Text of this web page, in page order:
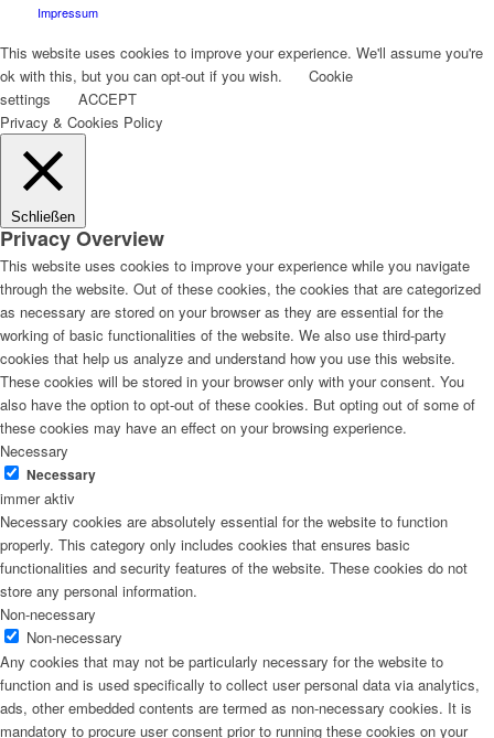
Impressum
This website uses cookies to improve your experience. We'll assume you're
ok with this, but you can opt-out if you wish.
Cookie
settings
ACCEPT
Privacy & Cookies Policy
Schließen
Privacy Overview
This website uses cookies to improve your experience while you navigate
through the website. Out of these cookies, the cookies that are categorized
as necessary are stored on your browser as they are essential for the
working of basic functionalities of the website. We also use third-party
cookies that help us analyze and understand how you use this website.
These cookies will be stored in your browser only with your consent. You
also have the option to opt-out of these cookies. But opting out of some of
these cookies may have an effect on your browsing experience.
Necessary
Necessary
immer aktiv
Necessary cookies are absolutely essential for the website to function
properly. This category only includes cookies that ensures basic
functionalities and security features of the website. These cookies do not
store any personal information.
Non-necessary
Non-necessary
Any cookies that may not be particularly necessary for the website to
function and is used specifically to collect user personal data via analytics,
ads, other embedded contents are termed as non-necessary cookies. It is
mandatory to procure user consent prior to running these cookies on your